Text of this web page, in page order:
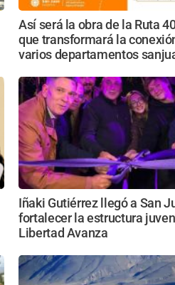
Así será la obra de la Ruta
que transformará la
varios departamentos
Iñaki Gutiérrez llegó a San
fortalecer la estructura
Libertad Avanza